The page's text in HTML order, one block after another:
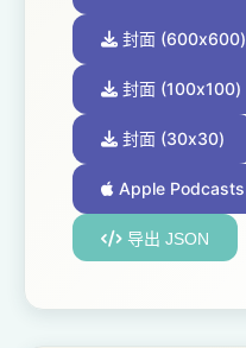
封面 (600x600)
封面 (100x100)
封面 (30x30)
Apple Podcasts
导出 JSON